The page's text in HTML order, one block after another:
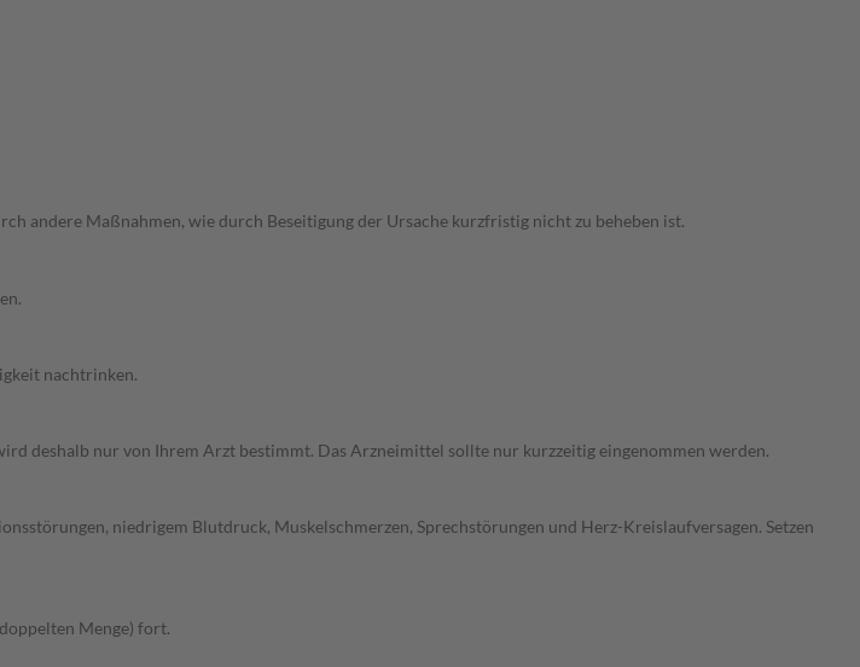
andere Maßnahmen, wie durch Beseitigung der Ursache kurzfristig nicht zu beheben ist.
nachtrinken.
deshalb nur von Ihrem Arzt bestimmt. Das Arzneimittel sollte nur kurzzeitig eingenommen werden.
niedrigem Blutdruck, Muskelschmerzen, Sprechstörungen und Herz-Kreislaufversagen. Setzen
Menge) fort.